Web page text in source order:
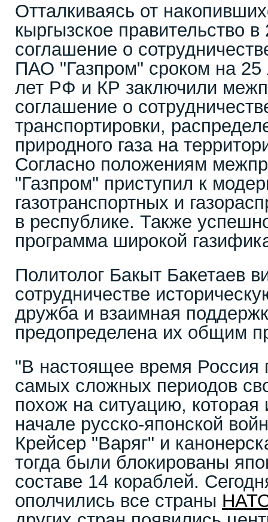
Отталкиваясь от
кыргызское правительство
соглашение о
ПАО "Газпром" сроком на 25
лет РФ и КР заключили
соглашение о
транспортировки,
природного газа на
Согласно положениям
"Газпром" приступил к
газотранспортных и
в республике. Также
программа широкой
Политолог Бакыт Бакетаев
сотрудничестве
дружба и взаимная
предопределена их общим
"В настоящее время Россия
самых сложных периодов
похож на ситуацию, которая
начале русско-японской
Крейсер "Варяг" и
тогда были блокированы
составе 14 кораблей.
ополчились все страны